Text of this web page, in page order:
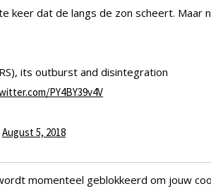
keer dat de langs de zon scheert. Maar
its outburst and disintegration
PY4BY39v4V
August 5, 2018
momenteel geblokkeerd om jouw